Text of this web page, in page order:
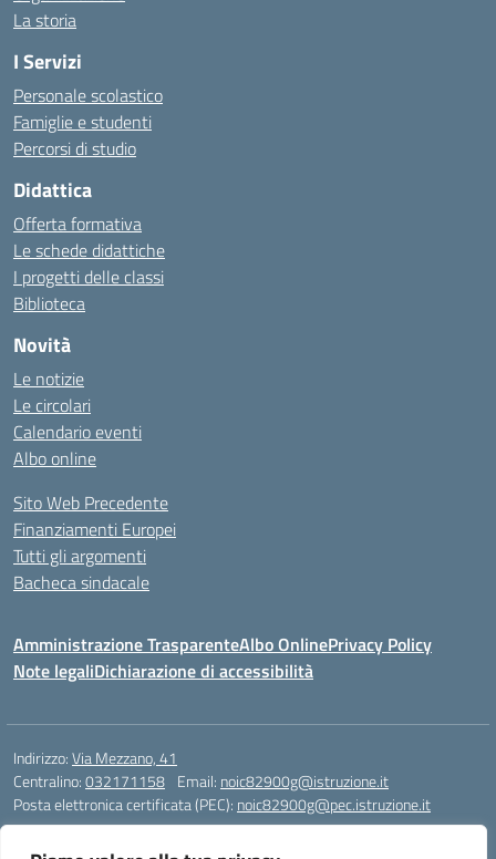
La storia
I Servizi
Personale scolastico
Famiglie e studenti
Percorsi di studio
Didattica
Offerta formativa
Le schede didattiche
I progetti delle classi
Biblioteca
Novità
Le notizie
Le circolari
Calendario eventi
Albo online
Sito Web Precedente
Finanziamenti Europei
Tutti gli argomenti
Bacheca sindacale
Amministrazione TrasparenteAlbo OnlinePrivacy Policy
Note legaliDichiarazione di accessibilità
Indirizzo:Via Mezzano, 41
Centralino:032171158 Email: noic82900g@istruzione.it
Posta elettronica certificata (PEC): noic82900g@pec.istruzione.it